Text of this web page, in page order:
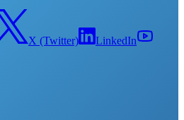
X (Twitter)
LinkedIn